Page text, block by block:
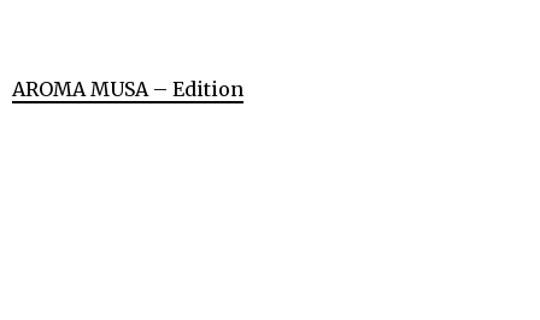
AROMA MUSA – Edition